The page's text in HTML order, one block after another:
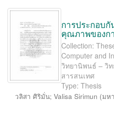
การประกอบกั
คุณภาพของก
Collection:
Computer and
วิทยานิพนธ์ – วิท
สารสนเทศ
Type: Thesis
วลิสา ศิริมั่น; Valisa Sirimun (มห